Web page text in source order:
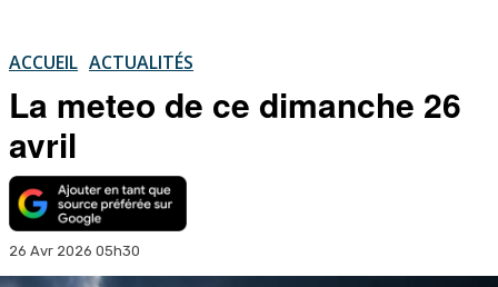
ACCUEIL ACTUALITÉS
La meteo de ce dimanche 26
avril
26 Avr 2026 05h30